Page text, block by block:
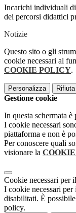
Incarichi individuali di
dei percorsi didattici
Notizie
Questo sito o gli
cookie necessari al
COOKIE POLICY.
Personalizza
Gestione cookie
In questa schermata
I cookie necessari
piattaforma e non è
Per conoscere quali
visionare la
Cookie necessari per
I cookie necessari per
disabilitati. È
policy.